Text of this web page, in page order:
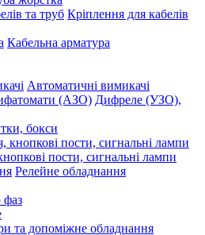
Кріплення для кабелів
Кабельна арматура
Автоматичні вимикачі
Дифреле (УЗО),
бокси
пости, сигнальні лампи
Релейне обладнання
фаз